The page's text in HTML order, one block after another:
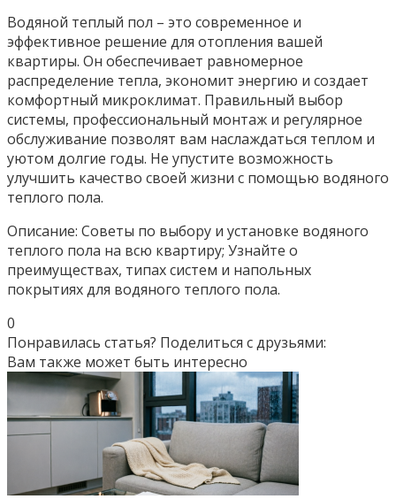
Водяной теплый пол – это современное и
эффективное решение для отопления вашей
квартиры. Он обеспечивает равномерное
распределение тепла, экономит энергию и создает
комфортный микроклимат. Правильный выбор
системы, профессиональный монтаж и регулярное
обслуживание позволят вам наслаждаться теплом и
уютом долгие годы. Не упустите возможность
улучшить качество своей жизни с помощью водяного
теплого пола.
Описание: Советы по выбору и установке водяного
теплого пола на всю квартиру; Узнайте о
преимуществах, типах систем и напольных
покрытиях для водяного теплого пола.
0
Понравилась статья? Поделиться с друзьями:
Вам также может быть интересно